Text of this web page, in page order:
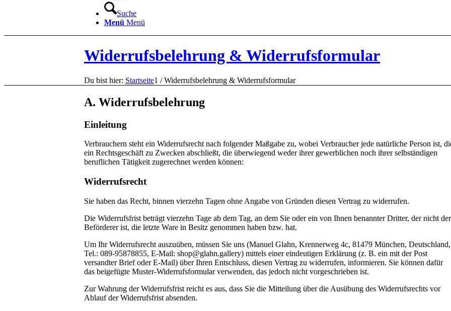
Suche
Menü Menü
Widerrufsbelehrung & Widerrufsformular
Du bist hier: Startseite1 / Widerrufsbelehrung & Widerrufsformular
A. Widerrufsbelehrung
Einleitung
Verbrauchern steht ein Widerrufsrecht nach folgender Maßgabe zu, wobei Verbraucher jede natürliche Person ist,
ein Rechtsgeschäft zu Zwecken abschließt, die überwiegend weder ihrer gewerblichen noch ihrer selbständigen
beruflichen Tätigkeit zugerechnet werden können:
Widerrufsrecht
Sie haben das Recht, binnen vierzehn Tagen ohne Angabe von Gründen diesen Vertrag zu widerrufen.
Die Widerrufsfrist beträgt vierzehn Tage ab dem Tag, an dem Sie oder ein von Ihnen benannter Dritter, der nicht der
Beförderer ist, die letzte Ware in Besitz genommen haben bzw. hat.
Um Ihr Widerrufsrecht auszuüben, müssen Sie uns (Manuel Glahn, Krennerweg 4c, 81479 München, Deutschland,
Tel.: 089-95878855, E-Mail: shop@glahn.gallery) mittels einer eindeutigen Erklärung (z. B. ein mit der Post
versandter Brief oder E-Mail) über Ihren Entschluss, diesen Vertrag zu widerrufen, informieren. Sie können dafür
das beigefügte Muster-Widerrufsformular verwenden, das jedoch nicht vorgeschrieben ist.
Zur Wahrung der Widerrufsfrist reicht es aus, dass Sie die Mitteilung über die Ausübung des Widerrufsrechts vor
Ablauf der Widerrufsfrist absenden.